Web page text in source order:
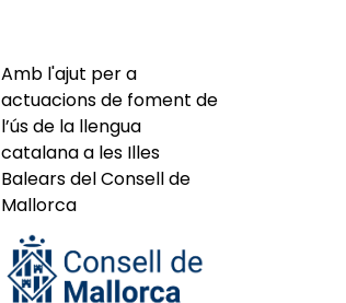
Amb l'ajut per a
actuacions de foment de
l’ús de la llengua
catalana a les Illes
Balears del Consell de
Mallorca